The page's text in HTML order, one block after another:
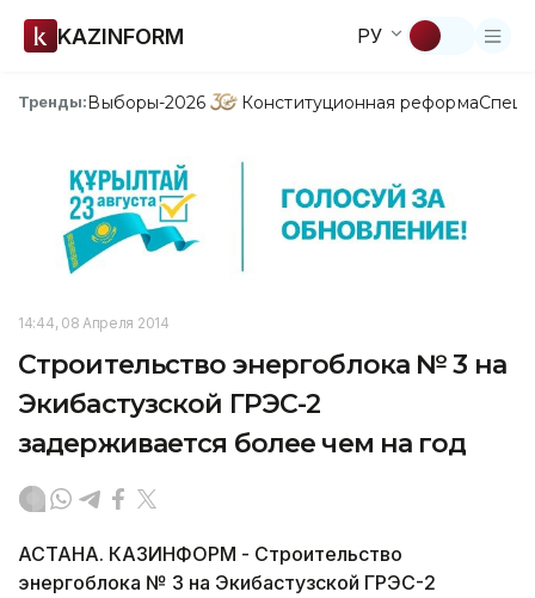
KAZINFORM РУ
Тренды:Выборы-2026 Конституционная реформа
14:44, 08 Апреля 2014
Строительство энергоблока № 3 на
Экибастузской ГРЭС-2
задерживается более чем на год
АСТАНА. КАЗИНФОРМ - Строительство
энергоблока № 3 на Экибастузской ГРЭС-2